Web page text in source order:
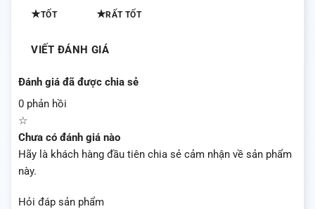
★TỐT ★RẤT TỐT
VIẾT ĐÁNH GIÁ
Đánh giá đã được chia sẻ
0 phản hồi
☆
Chưa có đánh giá nào
Hãy là khách hàng đầu tiên chia sẻ cảm nhận về sản phẩm
này.
Hỏi đáp sản phẩm